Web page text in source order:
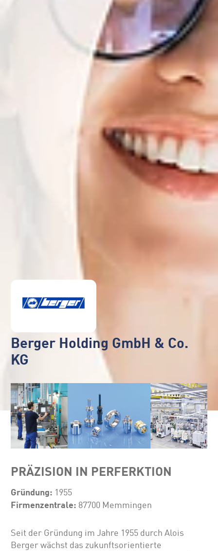
Berger Holding GmbH & Co.
KG
PRÄZISION IN PERFERKTION
Gründung: 1955
Firmenzentrale: 87700 Memmingen
Seit der Gründung im Jahre 1955 durch Alois
Berger wächst das zukunftsorientierte